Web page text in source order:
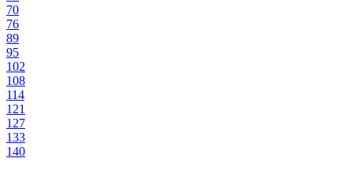
70
76
89
95
102
108
114
121
127
133
140